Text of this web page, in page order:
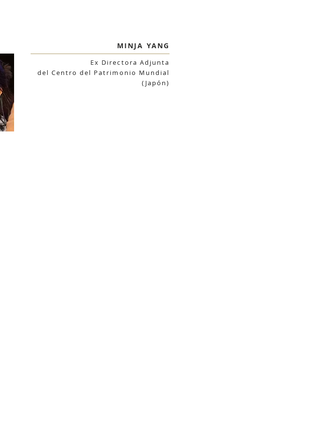
MINJA YANG
Ex Directora Adjunta
del Centro del Patrimonio Mundial
(Japón)